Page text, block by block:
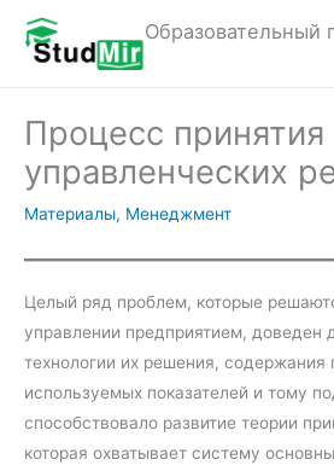
Перейти
содержимому
Образовательный
Процесс принятия
управленческих
Материалы, Менеджмент
Целый ряд проблем, которые
управлении предприятием, доведен
технологии их решения, содержания
используемых показателей и тому
способствовало развитие теории
которая охватывает систему